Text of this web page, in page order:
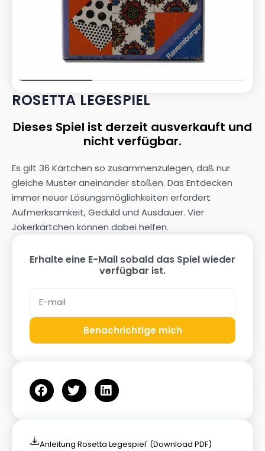
ROSETTA LEGESPIEL
Dieses Spiel ist derzeit ausverkauft und
nicht verfügbar.
Es gilt 36 Kärtchen so zusammenzulegen, daß nur
gleiche Muster aneinander stoßen. Das Entdecken
immer neuer Lösungsmöglichkeiten erfordert
Aufmerksamkeit, Geduld und Ausdauer. Vier
Jokerkärtchen können dabei helfen.
Erhalte eine E-Mail sobald das Spiel wieder
verfügbar ist.
Benachrichtige mich
Anleitung Rosetta Legespiel' (Download PDF)